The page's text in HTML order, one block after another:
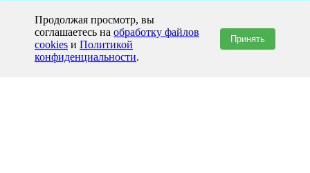
Продолжая просмотр, вы
соглашаетесь на обработку файлов
cookies и Политикой
конфиденциальности.
Принять